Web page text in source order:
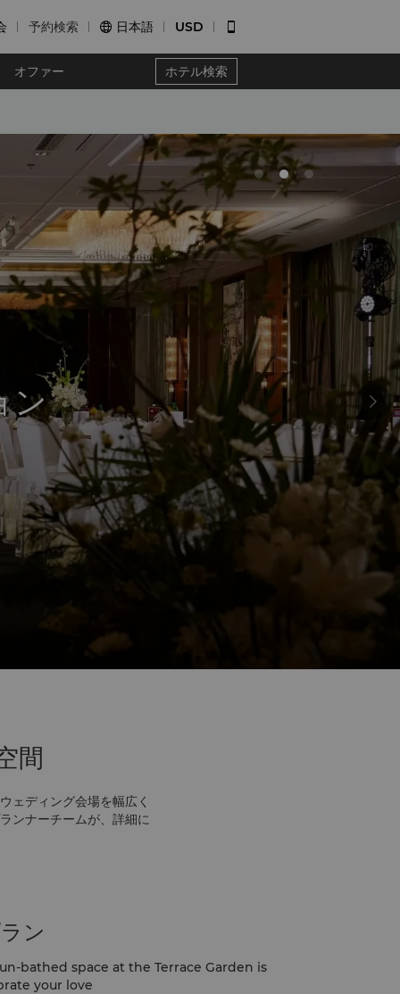
予約検索  日本語 USD 
オファー ホテル検索
ン
間
ェディング会場を幅広く
ンナーチームが、詳細に
ン
bathed space at the Terrace Garden is
your love